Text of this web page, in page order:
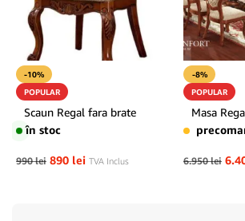
-10%
POPULAR
Scaun Regal fara brate
în stoc
990lei 890 lei TVA Inclus
-8%
POPULAR
Masa
6.950lei